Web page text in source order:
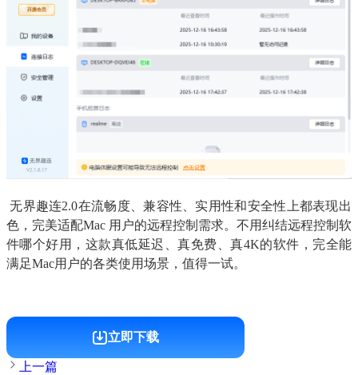
无界趣连2.0在流畅度、兼容性、实用性和安全性上都表现出
色，完美适配Mac 用户的远程控制需求。不用纠结远程控制软
件哪个好用，这款真低延迟、真免费、真4K的软件，完全能
满足Mac用户的各类使用场景，值得一试。​
立即下载
上一篇